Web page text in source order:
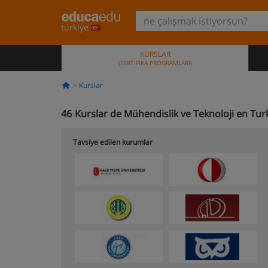
türkiye
KURSLAR
(SERTIFIKA PROGRAMLARI)
Kurslar
46 Kurslar de Mühendislik ve Teknoloji en
Tavsiye edilen kurumlar